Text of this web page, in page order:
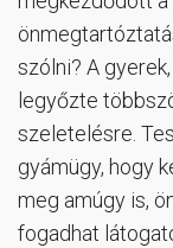
szólni? A
legyőzte
szeletelésre.
gyámügy, hogy
meg amúgy is,
fogadhat